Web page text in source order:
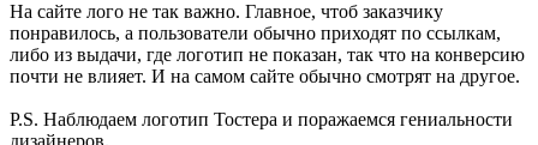
На сайте лого не так важно. Главное, чтоб заказчику
понравилось, а пользователи обычно приходят по ссылкам,
либо из выдачи, где логотип не показан, так что на конверсию
почти не влияет. И на самом сайте обычно смотрят на другое.
P.S. Наблюдаем логотип Тостера и поражаемся гениальности